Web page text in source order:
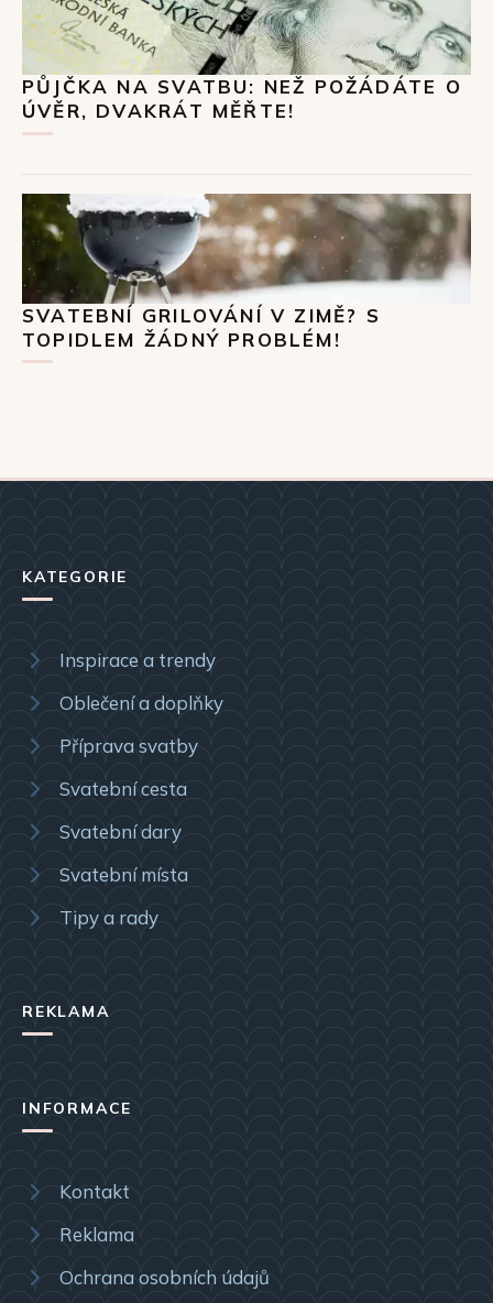
PŮJČKA NA SVATBU: NEŽ POŽÁDÁTE O
ÚVĚR, DVAKRÁT MĚŘTE!
SVATEBNÍ GRILOVÁNÍ V ZIMĚ? S
TOPIDLEM ŽÁDNÝ PROBLÉM!
KATEGORIE
Inspirace a trendy
Oblečení a doplňky
Příprava svatby
Svatební cesta
Svatební dary
Svatební místa
Tipy a rady
REKLAMA
INFORMACE
Kontakt
Reklama
Ochrana osobních údajů